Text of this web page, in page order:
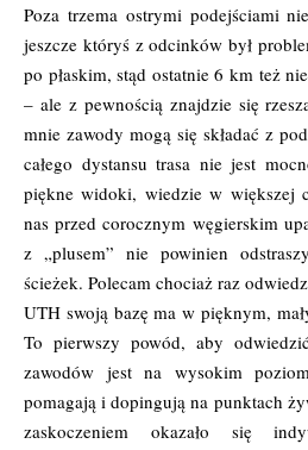
Poza trzema ostrymi podejściami
jeszcze któryś z odcinków był
po płaskim, stąd ostatnie 6 km też
– ale z pewnością znajdzie się
mnie zawody mogą się składać z
całego dystansu trasa nie jest
piękne widoki, wiedzie w większej
nas przed corocznym węgierskim
z „plusem” nie powinien
ścieżek. Polecam chociaż raz
UTH swoją bazę ma w pięknym,
To pierwszy powód, aby
zawodów jest na wysokim
pomagają i dopingują na punktach
zaskoczeniem okazało się